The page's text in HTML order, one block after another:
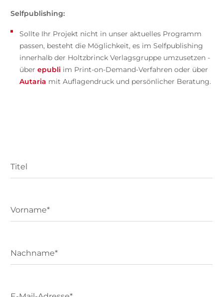
Selfpublishing:
Sollte Ihr Projekt nicht in unser aktuelles Programm
passen, besteht die Möglichkeit, es im Selfpublishing
innerhalb der Holtzbrinck Verlagsgruppe umzusetzen -
über epubli im Print-on-Demand-Verfahren oder über
Autaria mit Auflagendruck und persönlicher Beratung.
Titel
Vorname*
Nachname*